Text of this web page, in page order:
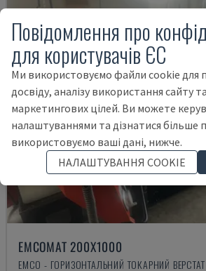
EMCOMAT 200X1000
EMCO - ГОРИЗОНТАЛЬНИЙ ТОКАРНИЙ ВЕРСТАТ
Повідомлення про
для користувачів ЄС
Ми використовуємо файли cookie для
досвіду, аналізу використання сайту
маркетингових цілей. Ви можете
налаштуваннями та дізнатися більше
використовуємо ваші дані, нижче.
НАЛАШТУВАННЯ COOKIE